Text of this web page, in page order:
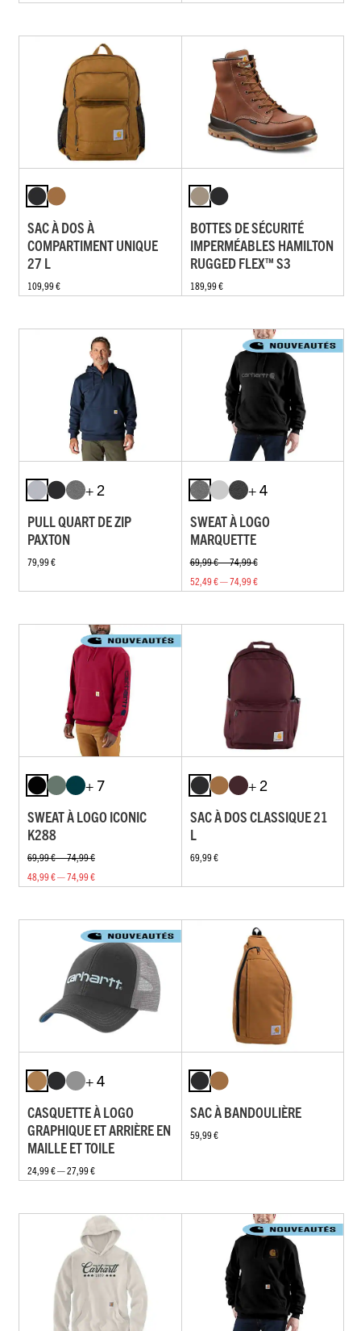
SAC À DOS À
COMPARTIMENT UNIQUE
27 L
109,99 €
BOTTES DE SÉCURITÉ
IMPERMÉABLES HAMILTON
RUGGED FLEX™ S3
189,99 €
+ 2
PULL QUART DE ZIP
PAXTON
79,99 €
+ 4
SWEAT À LOGO
MARQUETTE
69,99 € — 74,99 €
52,49 € — 74,99 €
+ 7
SWEAT À LOGO ICONIC
K288
69,99 € — 74,99 €
48,99 € — 74,99 €
+ 2
SAC À DOS CLASSIQUE 21
L
69,99 €
+ 4
CASQUETTE À LOGO
GRAPHIQUE ET ARRIÈRE EN
MAILLE ET TOILE
24,99 € — 27,99 €
SAC À BANDOULIÈRE
59,99 €